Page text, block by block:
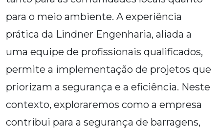
para o meio ambiente. A experiência
prática da Lindner Engenharia, aliada a
uma equipe de profissionais qualificados,
permite a implementação de projetos que
priorizam a segurança e a eficiência. Neste
contexto, exploraremos como a empresa
contribui para a segurança de barragens,